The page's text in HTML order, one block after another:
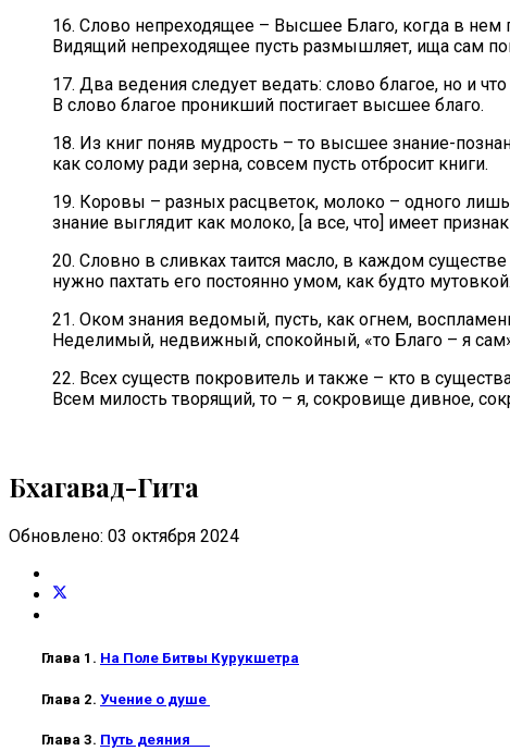
16. Слово непреходящее – Высшее Благо, когда в нем
Видящий непреходящее пусть размышляет, ища сам
17. Два ведения следует ведать: слово благое, но и
В слово благое проникший постигает высшее благо.
18. Из книг поняв мудрость – то высшее знание-
как солому ради зерна, совсем пусть отбросит книги.
19. Коровы – разных расцветок, молоко – одного
знание выглядит как молоко, [а все, что] имеет
20. Словно в сливках таится масло, в каждом
нужно пахтать его постоянно умом, как будто мутовкой.
21. Оком знания ведомый, пусть, как огнем,
Неделимый, недвижный, спокойный, «то Благо – я
22. Всех существ покровитель и также – кто в
Всем милость творящий, то – я, сокровище дивное,
Бхагавад-Гита
Обновлено: 03 октября 2024
Глава 1. На Поле Битвы Курукшетра
Глава 2. Учение о душе
Глава 3. Путь деяния